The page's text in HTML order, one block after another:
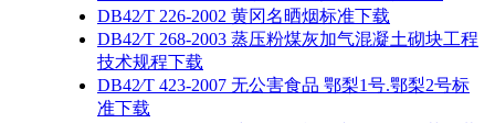
DB42∕T 226-2002 黄冈名晒烟标准下载
DB42∕T 268-2003 蒸压粉煤灰加气混凝土砌块工程
技术规程下载
DB42∕T 423-2007 无公害食品 鄂梨1号.鄂梨2号标
准下载